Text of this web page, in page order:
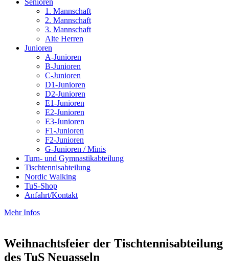
Senioren
1. Mannschaft
2. Mannschaft
3. Mannschaft
Alte Herren
Junioren
A-Junioren
B-Junioren
C-Junioren
D1-Junioren
D2-Junioren
E1-Junioren
E2-Junioren
E3-Junioren
F1-Junioren
F2-Junioren
G-Junioren / Minis
Turn- und Gymnastikabteilung
Tischtennisabteilung
Nordic Walking
TuS-Shop
Anfahrt/Kontakt
Mehr Infos
Weihnachtsfeier der Tischtennisabteilung
des TuS Neuasseln